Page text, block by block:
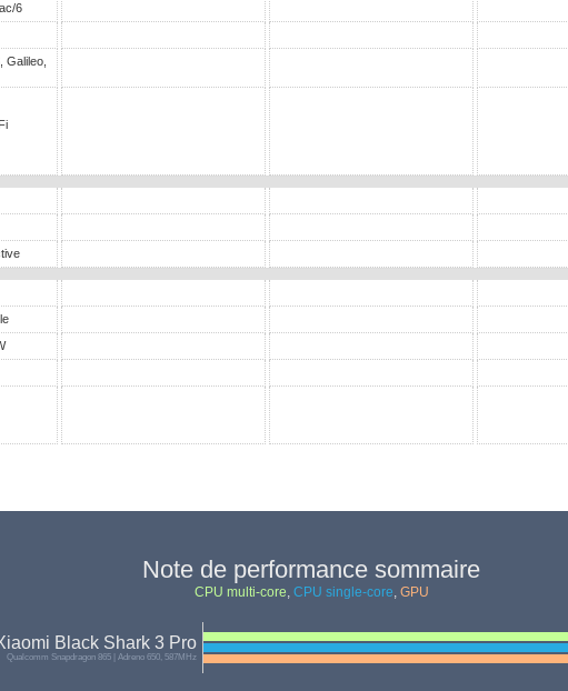
6
Galileo,
Note de performance sommaire
CPU multi-core, CPU single-core, GPU
Black Shark 3 Pro
Qualcomm Snapdragon 865 | Adreno 650, 587MHz